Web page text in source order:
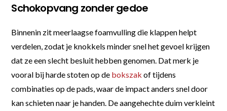
Schokopvang zonder gedoe
Binnenin zit meerlaagse foamvulling die klappen helpt
verdelen, zodat je knokkels minder snel het gevoel krijgen
dat ze een slecht besluit hebben genomen. Dat merk je
vooral bij harde stoten op de bokszak of tijdens
combinaties op de pads, waar de impact anders snel door
kan schieten naar je handen. De aangehechte duim verkleint